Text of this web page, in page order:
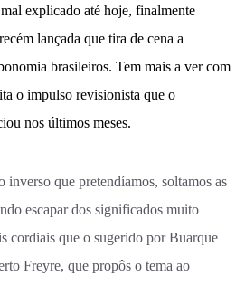
explicado até hoje, finalmente
lançada que tira de cena a
brasileiros. Tem mais a ver com
o impulso revisionista que o
nos últimos meses.
inverso que pretendíamos, soltamos as
escapar dos significados muito
cordiais que o sugerido por Buarque
Freyre, que propôs o tema ao